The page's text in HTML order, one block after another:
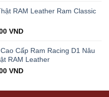
RAM Leather Ram Classic
VND
Cấp Ram Racing D1 Nâu
RAM Leather
VND